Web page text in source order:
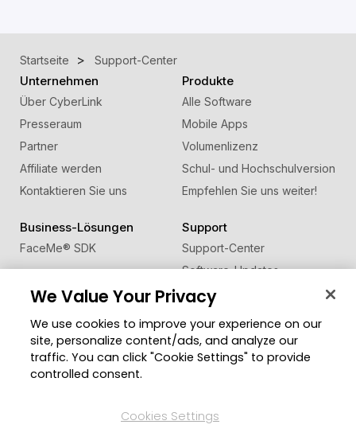
Startseite Support-Center
Unternehmen
Über CyberLink
Presseraum
Partner
Affiliate werden
Kontaktieren Sie uns
Produkte
Alle Software
Mobile Apps
Volumenlizenz
Schul- und Hochschulversion
Empfehlen Sie uns weiter!
Business-Lösungen
FaceMe® SDK
Support
Support-Center
Software-Updates
Lernen + Wissen
Community
Mitgliederbereich
Blog
Region ändern
We Value Your Privacy
We use cookies to improve your experience on our
site, personalize content/ads, and analyze our
traffic. You can click "Cookie Settings" to provide
controlled consent.
Cookies Settings